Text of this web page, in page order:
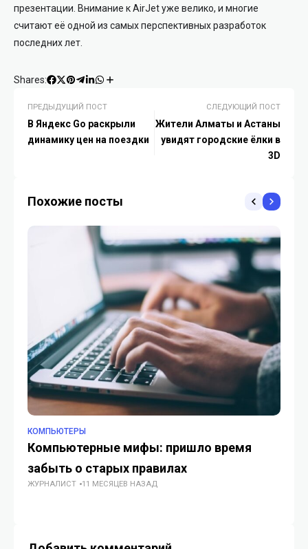
презентации. Внимание к AirJet уже велико, и многие
считают её одной из самых перспективных разработок
последних лет.
Shares:
ПРЕДЫДУЩИЙ ПОСТ
В Яндекс Go раскрыли
динамику цен на поездки
СЛЕДУЮЩИЙ ПОСТ
Жители Алматы и Астаны
увидят городские ёлки в
3D
Похожие посты
КОМПЬЮТЕРЫ
Компьютерные мифы: пришло время
забыть о старых правилах
ЖУРНАЛИСТ 11 МЕСЯЦЕВ НАЗАД